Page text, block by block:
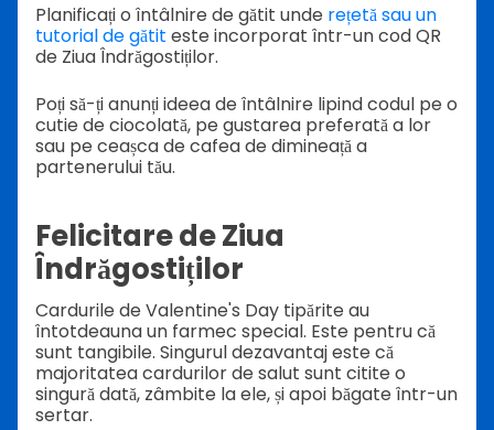
Planificați o întâlnire de gătit unde rețetă sau un
tutorial de gătit este incorporat într-un cod QR
de Ziua Îndrăgostiților.
Poți să-ți anunți ideea de întâlnire lipind codul pe o
cutie de ciocolată, pe gustarea preferată a lor
sau pe ceașca de cafea de dimineață a
partenerului tău.
Felicitare de Ziua
Îndrăgostiților
Cardurile de Valentine's Day tipărite au
întotdeauna un farmec special. Este pentru că
sunt tangibile. Singurul dezavantaj este că
majoritatea cardurilor de salut sunt citite o
singură dată, zâmbite la ele, și apoi băgate într-un
sertar.